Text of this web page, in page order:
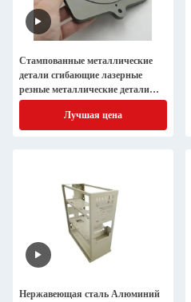
Стампованные металлические
детали сгибающие лазерные
резные металлические детали
ISO9001 Производитель
Изготовление металлических
листов на заказ
Лучшая цена
Нержавеющая сталь Алюминий